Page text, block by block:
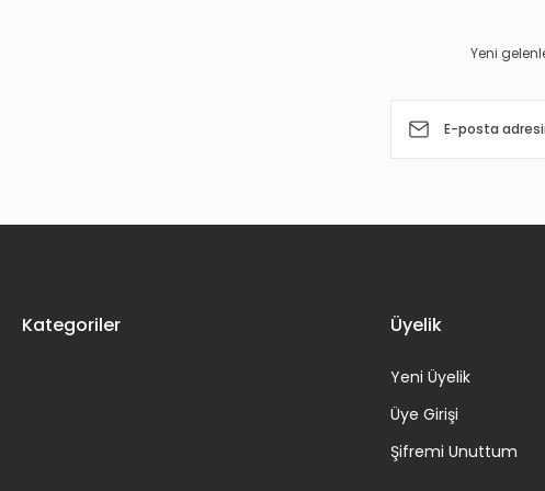
Yeni
Kategoriler Üyelik
Yeni Üyelik
Üye Girişi
Şifremi Unuttum